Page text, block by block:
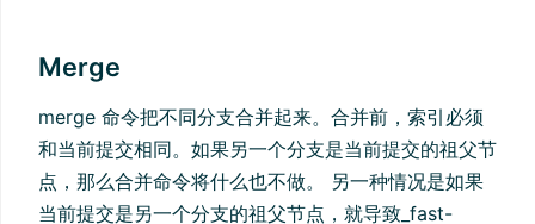
Merge
merge 命令把不同分支合并起来。合并前，索引必须
和当前提交相同。如果另一个分支是当前提交的祖父节
点，那么合并命令将什么也不做。 另一种情况是如果
当前提交是另一个分支的祖父节点，就导致_fast-